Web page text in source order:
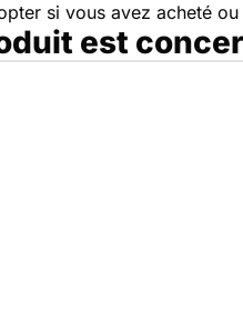
si vous avez acheté
est